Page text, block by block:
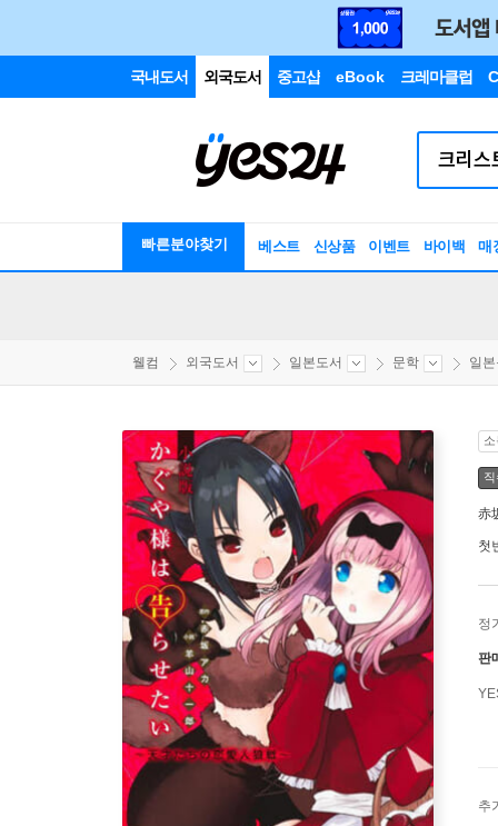
국내도서 외국도서 중고샵 eBook 크레마클럽
빠른분야찾기 베스트 신상품 이벤트 바이백 매
웰컴 외국도서 일본도서 문학 일
赤
첫
정
판
추